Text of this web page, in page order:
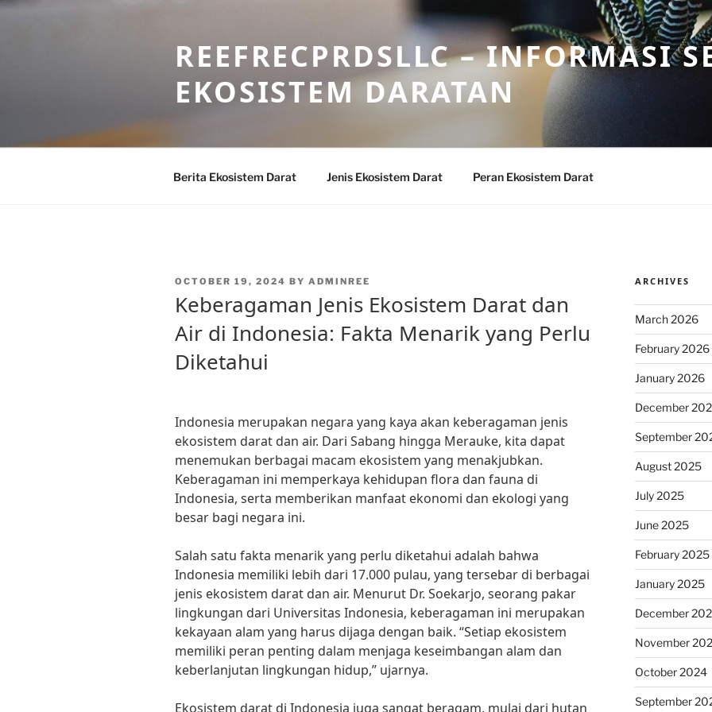
Skip
REEFRECPRDSLLC – INFORMASI
EKOSISTEM DARATAN
Berita Ekosistem Darat Jenis Ekosistem Darat Peran Ekosistem Darat
POSTED
OCTOBER 19, 2024 BY ADMINREE
Keberagaman Jenis Ekosistem Darat dan
Air di Indonesia: Fakta Menarik yang Perlu
Diketahui
Indonesia merupakan negara yang kaya akan keberagaman jenis
ekosistem darat dan air. Dari Sabang hingga Merauke, kita dapat
menemukan berbagai macam ekosistem yang menakjubkan.
Keberagaman ini memperkaya kehidupan flora dan fauna di
Indonesia, serta memberikan manfaat ekonomi dan ekologi yang
besar bagi negara ini.
Salah satu fakta menarik yang perlu diketahui adalah bahwa
Indonesia memiliki lebih dari 17.000 pulau, yang tersebar di berbagai
jenis ekosistem darat dan air. Menurut Dr. Soekarjo, seorang pakar
lingkungan dari Universitas Indonesia, keberagaman ini merupakan
kekayaan alam yang harus dijaga dengan baik. “Setiap ekosistem
memiliki peran penting dalam menjaga keseimbangan alam dan
keberlanjutan lingkungan hidup,” ujarnya.
Ekosistem darat di Indonesia juga sangat beragam, mulai dari hutan
ARCHIVES
March 2026
February 2026
January 2026
December
September
August 2025
July 2025
June 2025
February 2025
January 2025
December
November
October 2024
September